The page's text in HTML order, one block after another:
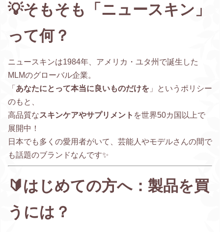
💡そもそも「ニュースキン」
って何？
ニュースキンは1984年、アメリカ・ユタ州で誕生した
MLMのグローバル企業。
「 あなたにとって本当に良いものだけを 」というポリシー
のもと、
高品質なスキンケアやサプリメント を世界50カ国以上で
展開中！
日本でも多くの愛用者がいて、芸能人やモデルさんの間で
も話題のブランドなんです✨
🔰はじめての方へ：製品を買
うには？